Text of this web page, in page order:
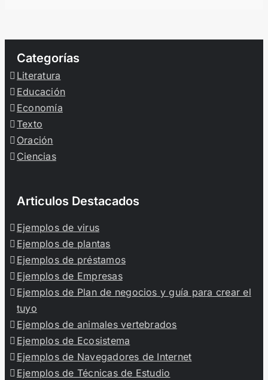
Categorías
Literatura
Educación
Economía
Texto
Oración
Ciencias
Articulos Destacados
Ejemplos de virus
Ejemplos de plantas
Ejemplos de préstamos
Ejemplos de Empresas
Ejemplos de Plan de negocios y guía para crear el
tuyo
Ejemplos de animales vertebrados
Ejemplos de Ecosistema
Ejemplos de Navegadores de Internet
Ejemplos de Técnicas de Estudio